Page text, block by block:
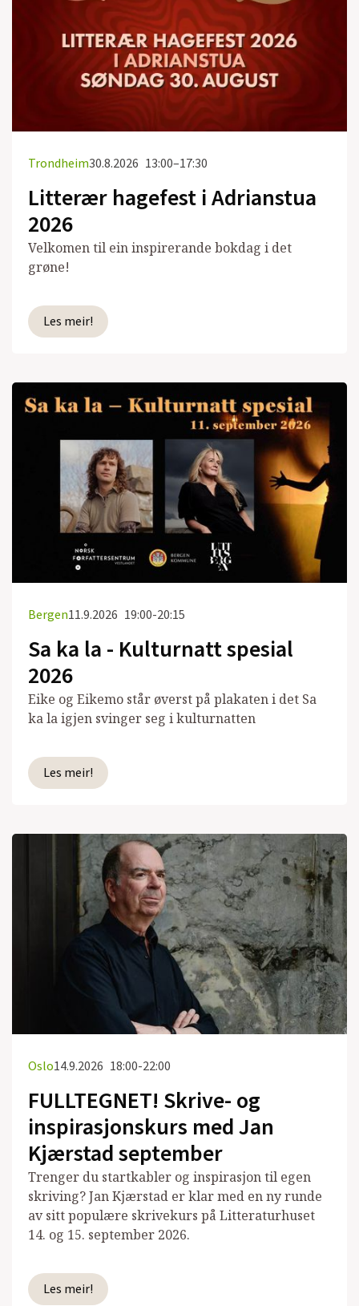
Trondheim30.8.2026 13:00–17:30
Litterær hagefest i Adrianstua
2026
Velkomen til ein inspirerande bokdag i det
grøne!
Les meir!
Bergen11.9.2026 19:00-20:15
Sa ka la - Kulturnatt spesial
2026
Eike og Eikemo står øverst på plakaten i det Sa
ka la igjen svinger seg i kulturnatten
Les meir!
Oslo14.9.2026 18:00-22:00
FULLTEGNET! Skrive- og
inspirasjonskurs med Jan
Kjærstad september
Trenger du startkabler og inspirasjon til egen
skriving? Jan Kjærstad er klar med en ny runde
av sitt populære skrivekurs på Litteraturhuset
14. og 15. september 2026.
Les meir!